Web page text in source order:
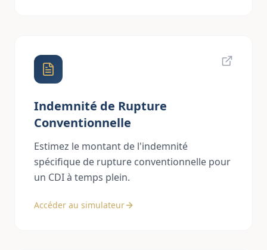
Indemnité de Rupture
Conventionnelle
Estimez le montant de l'indemnité
spécifique de rupture conventionnelle pour
un CDI à temps plein.
Accéder au simulateur